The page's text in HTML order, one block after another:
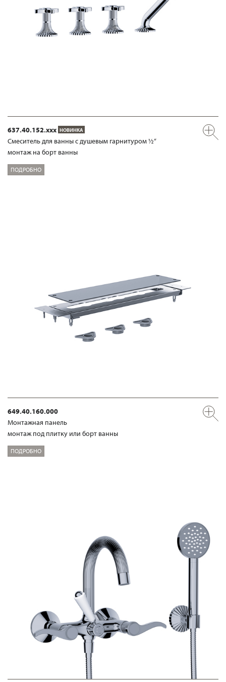
637.40.152.xxx НОВИНКА
Смеситель для ванны с душевым гарнитуром ½“
монтаж на борт ванны
ПОДРОБНО
649.40.160.000
Mонтажная панель
монтаж под плитку или борт ванны
ПОДРОБНО